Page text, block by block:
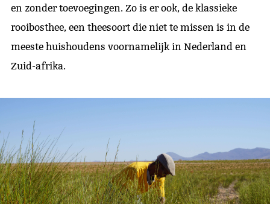
en zonder toevoegingen. Zo is er ook, de klassieke
rooibosthee, een theesoort die niet te missen is in de
meeste huishoudens voornamelijk in Nederland en
Zuid-afrika.